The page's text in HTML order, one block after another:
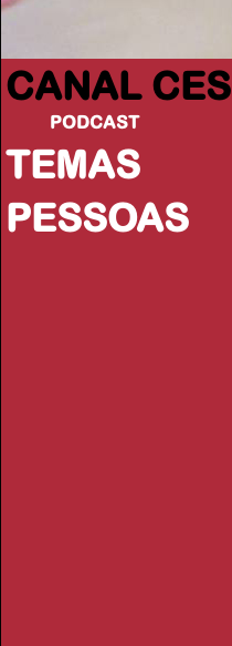
CANAL CES
PODCAST
TEMAS
PESSOAS